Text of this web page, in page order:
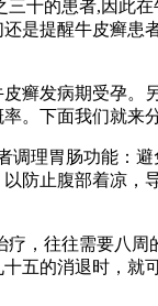
十的患者,因此
是提醒牛皮癣
癣发病期受孕
。下面我们就来
理胃肠功能：
防止腹部着凉
，往往需要八
五的消退时，